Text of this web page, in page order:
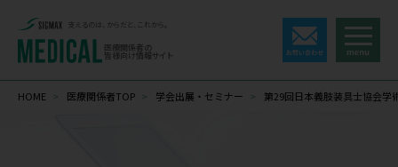
支えるのは、からだと、これから。
医療関係者の
皆様向け情報サイト
HOME > 医療関係者TOP > 学会出展・セミナー > 第29回日本義肢装具士協会学